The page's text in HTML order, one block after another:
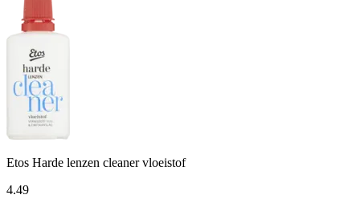
Etos Harde lenzen cleaner vloeistof
4.49